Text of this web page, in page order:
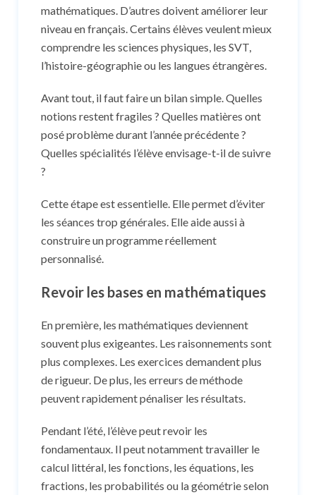
mathématiques. D’autres doivent améliorer leur
niveau en français. Certains élèves veulent mieux
comprendre les sciences physiques, les SVT,
l’histoire-géographie ou les langues étrangères.
Avant tout, il faut faire un bilan simple. Quelles
notions restent fragiles ? Quelles matières ont
posé problème durant l’année précédente ?
Quelles spécialités l’élève envisage-t-il de suivre
?
Cette étape est essentielle. Elle permet d’éviter
les séances trop générales. Elle aide aussi à
construire un programme réellement
personnalisé.
Revoir les bases en mathématiques
En première, les mathématiques deviennent
souvent plus exigeantes. Les raisonnements sont
plus complexes. Les exercices demandent plus
de rigueur. De plus, les erreurs de méthode
peuvent rapidement pénaliser les résultats.
Pendant l’été, l’élève peut revoir les
fondamentaux. Il peut notamment travailler le
calcul littéral, les fonctions, les équations, les
fractions, les probabilités ou la géométrie selon